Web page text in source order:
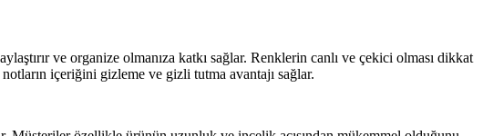
ve organize olmanıza katkı sağlar. Renklerin canlı ve çekici olması dikkat
içeriğini gizleme ve gizli tutma avantajı sağlar.